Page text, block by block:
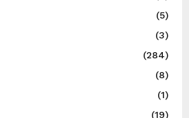
(5)
(3)
(284)
(8)
(1)
(19)